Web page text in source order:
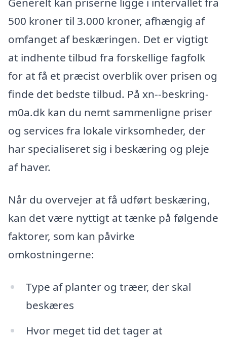
500 kroner til 3.000 kroner, afhængig af
omfanget af beskæringen. Det er vigtigt
at indhente tilbud fra forskellige fagfolk
for at få et præcist overblik over prisen og
finde det bedste tilbud. På xn--beskring-
m0a.dk kan du nemt sammenligne priser
og services fra lokale virksomheder, der
har specialiseret sig i beskæring og pleje
af haver.
Når du overvejer at få udført beskæring,
kan det være nyttigt at tænke på følgende
faktorer, som kan påvirke
omkostningerne:
Type af planter og træer, der skal
beskæres
Hvor meget tid det tager at